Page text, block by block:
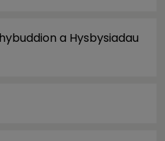
a Hysbysiadau